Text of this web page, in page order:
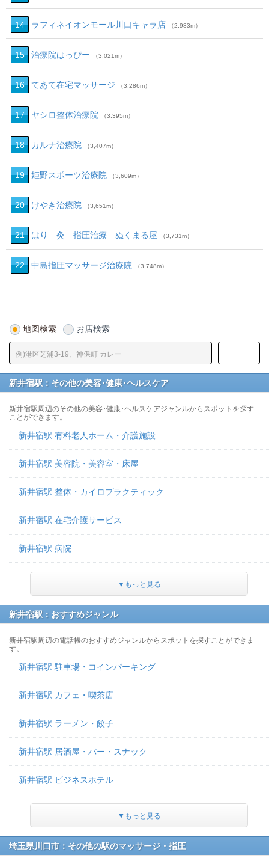
14 ラフィネイオンモール川口キャラ店 （2,983m）
15 治療院はっぴー （3,021m）
16 てあて在宅マッサージ （3,286m）
17 ヤシロ整体治療院 （3,395m）
18 カルナ治療院 （3,407m）
19 姫野スポーツ治療院 （3,609m）
20 けやき治療院 （3,651m）
21 はり 灸 指圧治療 ぬくまる屋 （3,731m）
22 中島指圧マッサージ治療院 （3,748m）
地図検索 お店検索
新井宿駅：その他の美容･健康･ヘルスケア
新井宿駅周辺のその他の美容･健康･ヘルスケアジャンルからスポットを探す
ことができます。
新井宿駅 有料老人ホーム・介護施設
新井宿駅 美容院・美容室・床屋
新井宿駅 整体・カイロプラクティック
新井宿駅 在宅介護サービス
新井宿駅 病院
▼もっと見る
新井宿駅：おすすめジャンル
新井宿駅周辺の電話帳のおすすめジャンルからスポットを探すことができま
す。
新井宿駅 駐車場・コインパーキング
新井宿駅 カフェ・喫茶店
新井宿駅 ラーメン・餃子
新井宿駅 居酒屋・バー・スナック
新井宿駅 ビジネスホテル
▼もっと見る
埼玉県川口市：その他の駅のマッサージ・指圧